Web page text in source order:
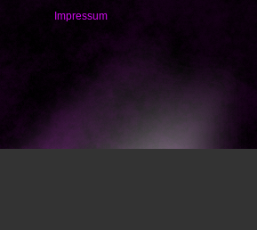
Impressum